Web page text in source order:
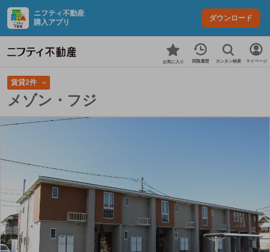
ニフティ不動産
購入アプリ
ダウンロード
お気に入り 閲覧履歴 カンタン検索 マイページ
賃貸2件
メゾン・フジ